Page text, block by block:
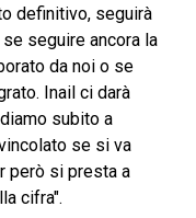
definitivo, seguirà
seguire ancora la
da noi o se
Inail ci darà
subito a
se si va
però si presta a
cifra".